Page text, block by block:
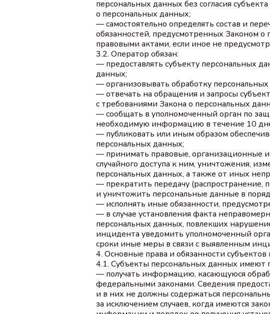
персональных данных без согласия
о персональных данных;
— самостоятельно определять состав и
обязанностей, предусмотренных Законом
правовыми актами, если иное не
3.2. Оператор обязан:
— предоставлять субъекту персональных
данных;
— организовывать обработку
— отвечать на обращения и запросы
с требованиями Закона о персональных
— сообщать в уполномоченный орган по
необходимую информацию в течение 10
— публиковать или иным образом
персональных данных;
— принимать правовые, организационные
случайного доступа к ним, уничтожения,
персональных данных, а также от иных
— прекратить передачу (распространение,
и уничтожить персональные данные в
— исполнять иные обязанности,
— в случае установления факта
персональных данных, повлекших
инцидента уведомить уполномоченный
сроки иные меры в связи с выявленным
4. Основные права и обязанности
4.1. Субъекты персональных данных имеют
— получать информацию, касающуюся
федеральными законами. Сведения
и в них не должны содержаться
за исключением случаев, когда имеются